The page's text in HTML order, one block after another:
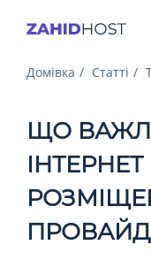
Домівка Статті
ЩО